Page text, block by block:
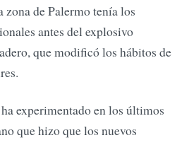
zona de Palermo tenía los
antes del explosivo
que modificó los hábitos de
experimentado en los últimos
que hizo que los nuevos